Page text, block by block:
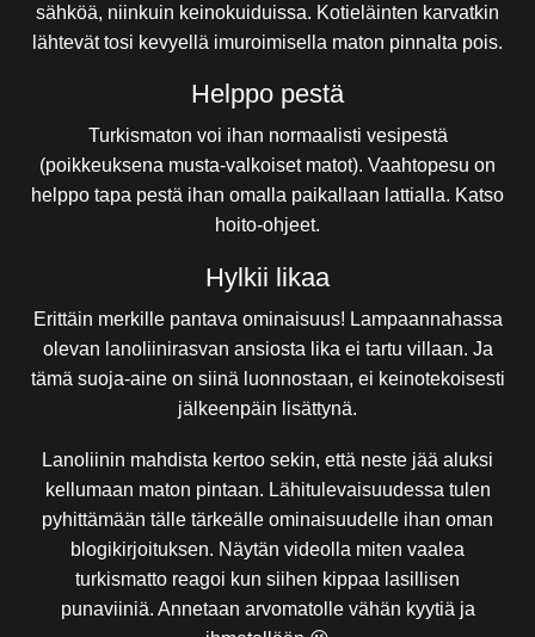
sähköä, niinkuin keinokuiduissa. Kotieläinten karvatkin
lähtevät tosi kevyellä imuroimisella maton pinnalta pois.
Helppo pestä
Turkismaton voi ihan normaalisti vesipestä
(poikkeuksena musta-valkoiset matot). Vaahtopesu on
helppo tapa pestä ihan omalla paikallaan lattialla. Katso
hoito-ohjeet.
Hylkii likaa
Erittäin merkille pantava ominaisuus! Lampaannahassa
olevan lanoliinirasvan ansiosta lika ei tartu villaan. Ja
tämä suoja-aine on siinä luonnostaan, ei keinotekoisesti
jälkeenpäin lisättynä.
Lanoliinin mahdista kertoo sekin, että neste jää aluksi
kellumaan maton pintaan. Lähitulevaisuudessa tulen
pyhittämään tälle tärkeälle ominaisuudelle ihan oman
blogikirjoituksen. Näytän videolla miten vaalea
turkismatto reagoi kun siihen kippaa lasillisen
punaviiniä. Annetaan arvomatolle vähän kyytiä ja